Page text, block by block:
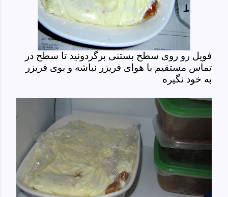
فویل رو روی سطح بستنی برگردونید تا سطح در
تماس مستقیم با هوای فریزر نباشه و بوی فریزر
به خود نگیره